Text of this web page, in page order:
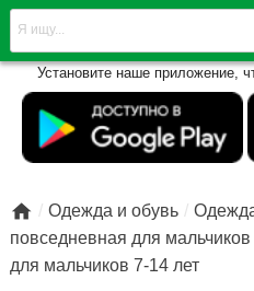
Установите наше приложение,
 Одежда и обувь
повседневная для мальчиков
для мальчиков 7-14 лет